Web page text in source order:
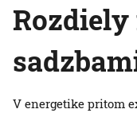
V energetike pritom